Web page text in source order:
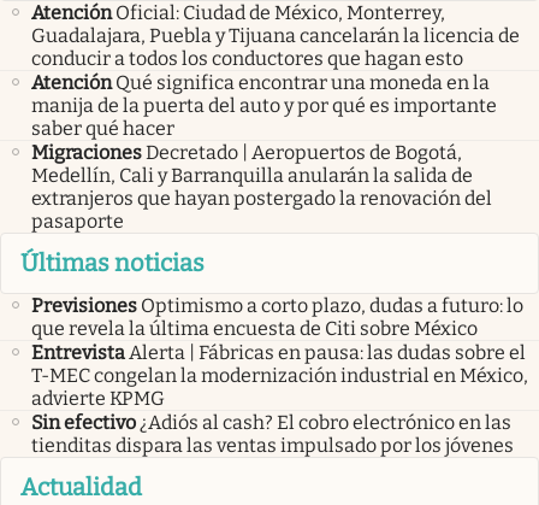
Atención Oficial: Ciudad de México, Monterrey,
Guadalajara, Puebla y Tijuana cancelarán la licencia de
conducir a todos los conductores que hagan esto
Atención Qué significa encontrar una moneda en la
manija de la puerta del auto y por qué es importante
saber qué hacer
MigracionesDecretado | Aeropuertos de Bogotá,
Medellín, Cali y Barranquilla anularán la salida de
extranjeros que hayan postergado la renovación del
pasaporte
Últimas noticias
Previsiones Optimismo a corto plazo, dudas a futuro: lo
que revela la última encuesta de Citi sobre México
Entrevista Alerta | Fábricas en pausa: las dudas sobre el
T-MEC congelan la modernización industrial en México,
advierte KPMG
Sin efectivo ¿Adiós al cash? El cobro electrónico en las
tienditas dispara las ventas impulsado por los jóvenes
Actualidad